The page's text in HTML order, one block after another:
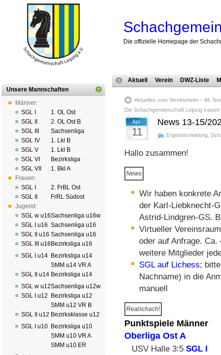
Die offizielle Homepage der
Unsere Mannschaften
Männer:
SGL I
SGL II
SGL III
SGL IV
SGL V
SGL VI
SGL VII
Frauen:
SGL I
SGL II
Jugend:
SGL w u16
SGL I u16
SGL II u16
SGL III u16
SGL I u14
SGL II u14
SGL w u12
SGL I u12
SGL II u12
SGL I u10
1. OL Ost
2. OL Ost B
Sachsenliga
1. Lkl B
1. Lkl B
Bezirksliga
1. Bkl A
2. FrBL Ost
FrRL Südost
Sachsenliga u16w
Sachsenliga u16
Sachsenliga u16
Bezirksliga u16
Bezirksliga u14
SMM u14 VR A
Bezirksliga u14
Sachsenliga u12w
Bezirksliga u12
SMM u12 VR B
Bezirksklasse u12
Bezirksliga u10
SMM u10 VR A
SMM u10 ER
Aktuell Verein DWZ-Liste
Aktuelles vom Vereinsheim – lfd.
Die Schachgemeinschaft Leipzig
Apr.
11
News 13-15/
Ergebnismeldung
Hallo zusammen!
News
Wir haben konkrete
der Karl-Liebknecht-
Astrid-Lindgren-GS.
Virtueller
oder auf Anfrage.
weitere Mitglieder
SGL auf Lichess;
Nachname) in die
manuell
Realschach!
Punktspiele Männer
Oberliga Ost A
USV Halle 3:5 SGL I